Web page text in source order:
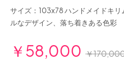
サイズ：103x78 ハンドメイドキ
ルなデザイン、落ち着きある色彩
￥58,000 ￥